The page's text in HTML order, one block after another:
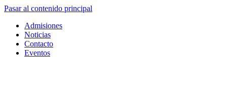
Pasar al contenido principal
Admisiones
Noticias
Contacto
Eventos